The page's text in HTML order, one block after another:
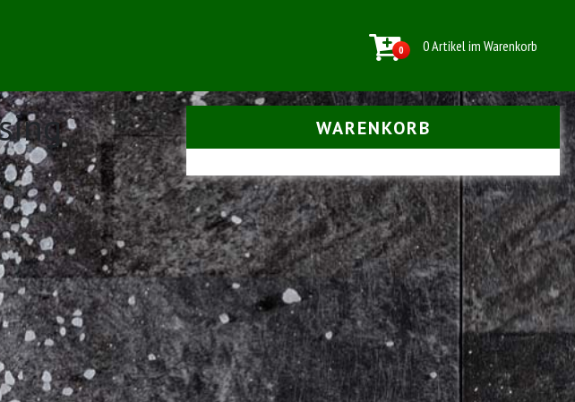
0 0 Artikel im Warenkorb
WARENKORB